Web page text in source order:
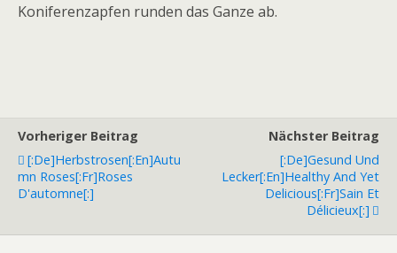
Koniferenzapfen runden das Ganze ab.
Vorheriger Beitrag
[:de]Herbstrosen[:en]Autu
Mn Roses[:fr]Roses
D'automne[:]
Nächster Beitrag
[:de]Gesund Und
Lecker[:en]Healthy And Yet
Delicious[:fr]Sain Et
Délicieux[:]